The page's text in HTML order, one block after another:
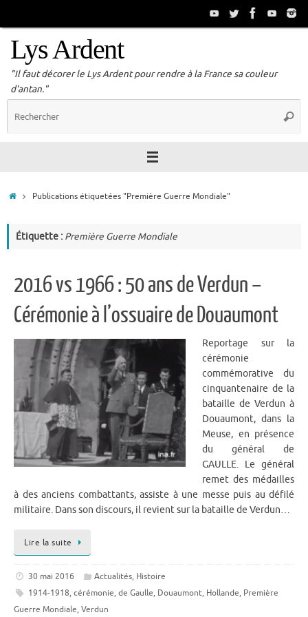
Lys Ardent
"Il faut décorer le Lys Ardent pour rendre à la France sa couleur
d'antan."
AccueilPublications étiquetées "Première Guerre Mondiale"
Étiquette : Première Guerre Mondiale
2016 vs 1966 : 50 ans de Verdun –
Cérémonie à l’ossuaire de Douaumont
Reportage sur la
cérémonie
commémorative du
cinquantenaire de la
bataille de Verdun à
Douaumont, dans la
Meuse, en présence
du général de
GAULLE. Le général
remet des médailles
à des anciens combattants, assiste à une messe puis au défilé
militaire. Dans son discours, il revient sur la bataille de Verdun…
Lire la suite
30 mai 2016 Actualités, Histoire
1914-1918, cérémonie, de Gaulle, Douaumont, Hollande, Première
Guerre Mondiale, Verdun